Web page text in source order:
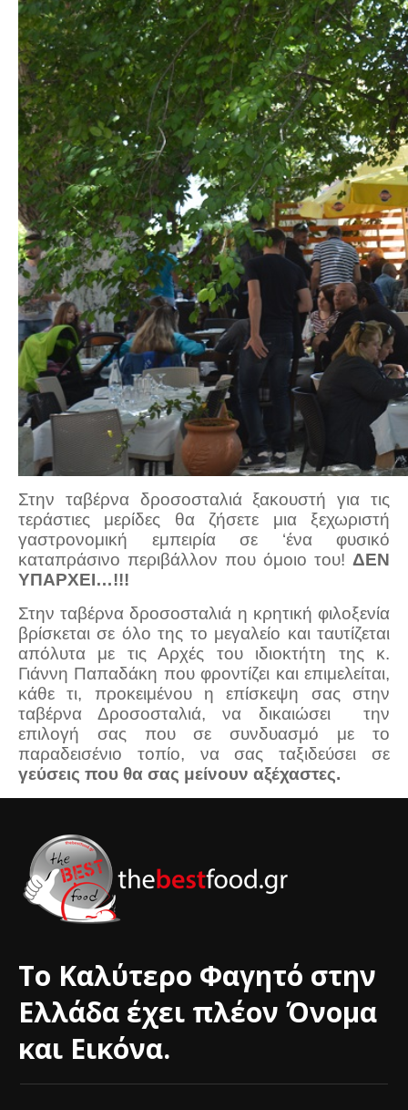
Στην ταβέρνα δροσοσταλιά ξακουστή για τις
τεράστιες μερίδες θα ζήσετε μια ξεχωριστή
γαστρονομική εμπειρία σε ‘ένα φυσικό
καταπράσινο περιβάλλον που όμοιο του! ΔΕΝ
ΥΠΑΡΧΕΙ…!!!
Στην ταβέρνα δροσοσταλιά η κρητική φιλοξενία
βρίσκεται σε όλο της το μεγαλείο και ταυτίζεται
απόλυτα με τις Αρχές του ιδιοκτήτη της κ.
Γιάννη Παπαδάκη που φροντίζει και επιμελείται,
κάθε τι, προκειμένου η επίσκεψη σας στην
ταβέρνα Δροσοσταλιά, να δικαιώσει την
επιλογή σας που σε συνδυασμό με το
παραδεισένιο τοπίο, να σας ταξιδεύσει σε
γεύσεις που θα σας μείνουν αξέχαστες.
Το Καλύτερο Φαγητό στην
Ελλάδα έχει πλέον Όνομα
και Εικόνα.